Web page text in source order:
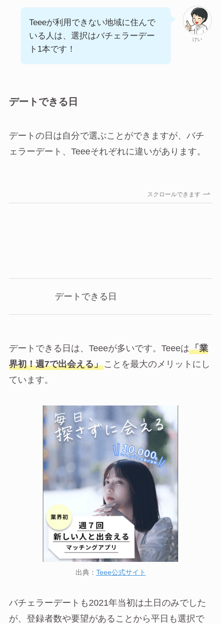
けい
Teeeが利用できない地域に住んで
いる人は、選択はバチェラーデー
ト1本です！
デートできる日
デートの日は自分で選ぶことができますが、バチ
ェラーデート、Teeeそれぞれに違いがあります。
スクロールできます
デートできる日
デートできる日は、Teeeが多いです。Teeeは「業
界初！週7で出会える」ことを最大のメリットにし
ています。
出典： Teee公式サイト
バチェラーデートも2021年当初は土日のみでした
が、登録者数や要望があることから平日も選択で